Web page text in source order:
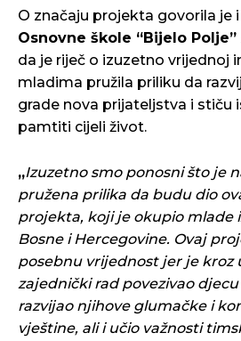
O značaju projekta govorila je
Osnovne škole “Bijelo Polje”
da je riječ o izuzetno vrijednoj
mladima pružila priliku da
grade nova prijateljstva i stiču
pamtiti cijeli život.
„Izuzetno smo ponosni što je
pružena prilika da budu dio
projekta, koji je okupio mlade
Bosne i Hercegovine. Ovaj
posebnu vrijednost jer je kroz
zajednički rad povezivao
razvijao njihove glumačke i
vještine, ali i učio važnosti